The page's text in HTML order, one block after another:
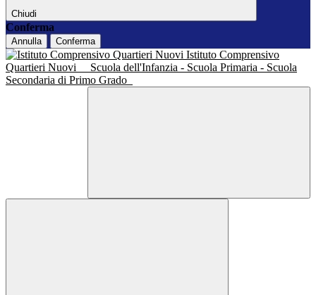
Chiudi
Conferma
Annulla Conferma
Istituto Comprensivo
Quartieri Nuovi
Scuola dell'Infanzia - Scuola Primaria - Scuola
Secondaria di Primo Grado